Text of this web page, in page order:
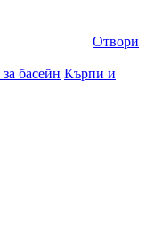
Отвори
басейн Кърпи и